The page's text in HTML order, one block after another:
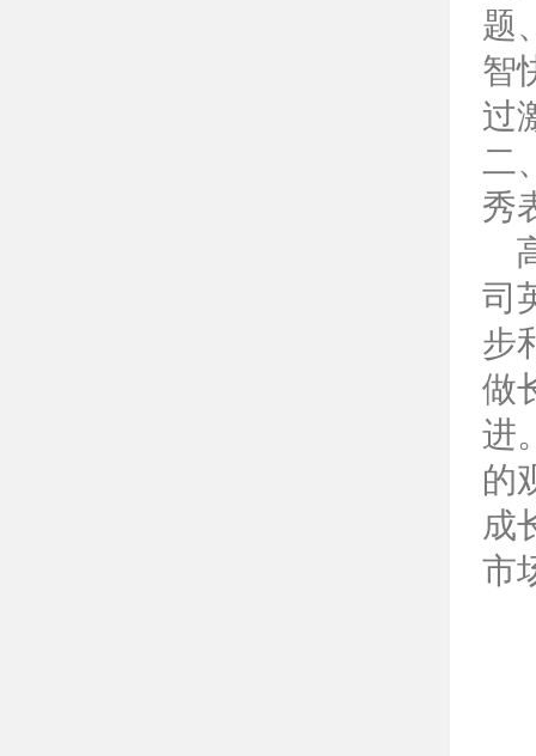
题
智
过
二
秀
司
步
做
进
的
成
市